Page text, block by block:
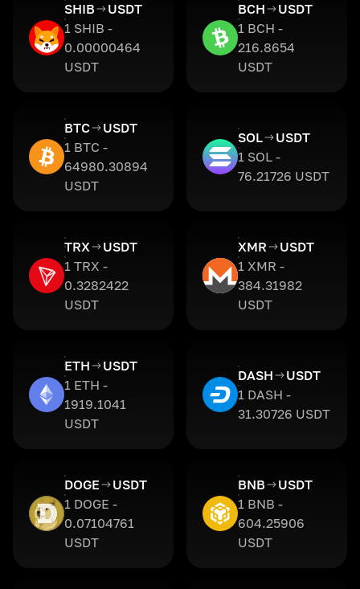
SHIB
USDT
1 SHIB -
0.00000464
USDT
BCH
USDT
1 BCH -
216.8654
USDT
BTC
USDT
1 BTC -
64980.30894
USDT
SOL
USDT
1 SOL -
76.21726 USDT
TRX
USDT
1 TRX -
0.3282422
USDT
XMR
USDT
1 XMR -
384.31982
USDT
ETH
USDT
1 ETH -
1919.1041
USDT
DASH
USDT
1 DASH -
31.30726 USDT
DOGE
USDT
1 DOGE -
0.07104761
USDT
BNB
USDT
1 BNB -
604.25906
USDT